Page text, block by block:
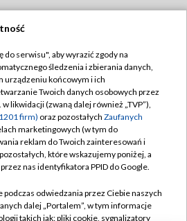
TVP
Regulamin TVP
prywatności
Moje zgody
Pomoc
Kontakt
serwisu", aby wyrazić zgody na
śledzenia i zbierania danych,
urządzeniu końcowym i ich
Twoich danych osobowych przez
likwidacji (zwaną dalej również „TVP”),
firm) oraz pozostałych Zaufanych
marketingowych (w tym do
reklam do Twoich zainteresowań i
które wskazujemy poniżej, a
nas identyfikatora PPID do Google.
odwiedzania przez Ciebie naszych
dalej „Portalem”, w tym informacje
takich jak: pliki cookie, sygnalizatory